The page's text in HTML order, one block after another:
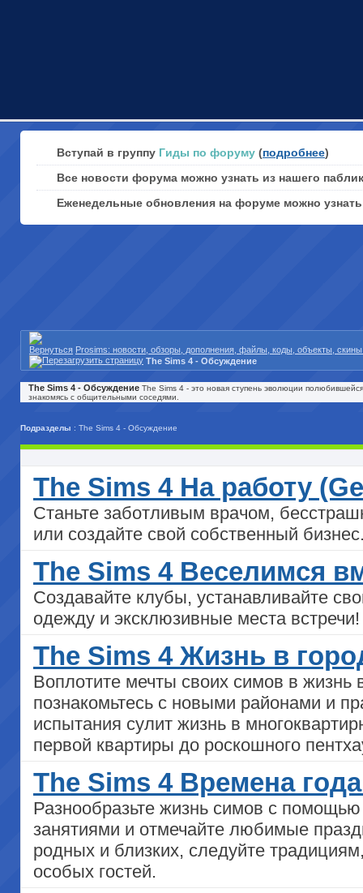
Вступай в группу Гиды по форуму (подробнее)
Все новости форума можно узнать из нашего
Еженедельные обновления на форуме можно
Prosims: новости, обзоры, дополнения, файлы, коды, объекты,
The Sims 4 - Обсуждение
The Sims 4 - Обсуждение The Sims 4 - это новая ступень эволюции
знакомясь с общительными соседями.
Подразделы : The Sims 4 - Обсуждение
The Sims 4 На работу
Станьте заботливым врачом,
или создайте свой собственный
The Sims 4 Веселимся
Создавайте клубы, устанавливайте
одежду и эксклюзивные места встречи!
The Sims 4 Жизнь в
Воплотите мечты своих симов в
познакомьтесь с новыми районами и
испытания сулит жизнь в
первой квартиры до роскошного
The Sims 4 Времена
Разнообразьте жизнь симов с
занятиями и отмечайте любимые
родных и близких, следуйте
особых гостей.